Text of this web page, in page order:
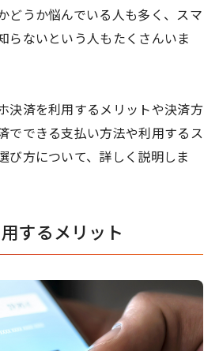
どうか悩んでいる人も多く、スマ
らないという人もたくさんいま
決済を利用するメリットや決済方
でできる支払い方法や利用するス
び方について、詳しく説明しま
するメリット